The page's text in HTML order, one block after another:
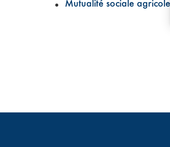
Mutualité sociale